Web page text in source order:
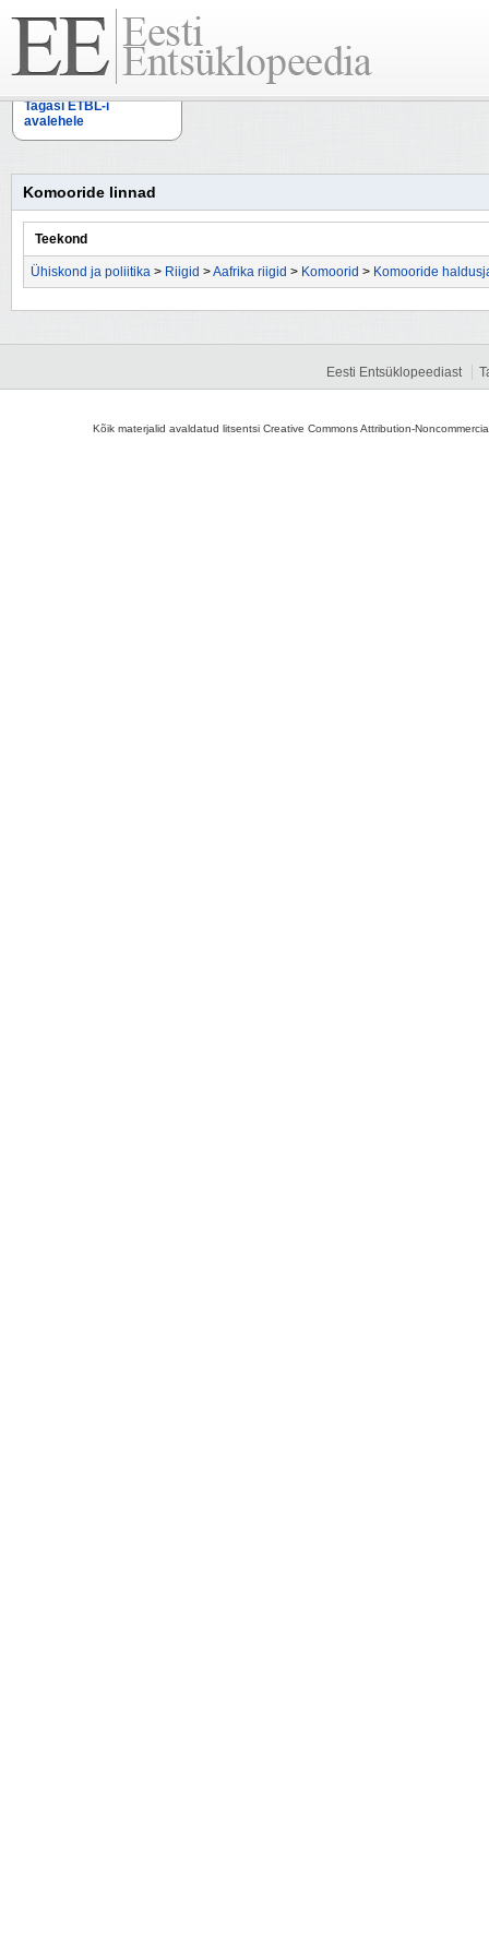
Tagasi ETBL-i
avalehele
Komooride linnad
Teekond
Ühiskond ja poliitika > Riigid >Aafrika riigid > Komoorid > Komooride
Eesti Entsüklopeediast
Kõik materjalid avaldatud litsentsi Creative Commons Attribution-